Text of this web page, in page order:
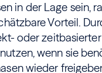
in der Lage sein,
Vorteil.
oder
wenn sie
wieder